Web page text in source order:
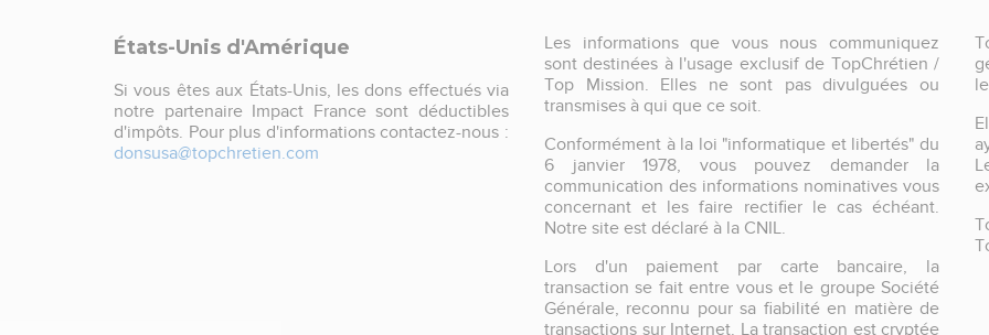
États-Unis d'Amérique
Si vous êtes aux États-Unis, les dons effectués via
notre partenaire Impact France sont déductibles
d'impôts. Pour plus d'informations contactez-nous :
donsusa@topchretien.com
Les informations que vous nous communiquez
sont destinées à l'usage exclusif de TopChrétien /
Top Mission. Elles ne sont pas divulguées ou
transmises à qui que ce soit.
Conformément à la loi "informatique et libertés" du
6 janvier 1978, vous pouvez demander la
communication des informations nominatives vous
concernant et les faire rectifier le cas échéant.
Notre site est déclaré à la CNIL.
Lors d'un paiement par carte bancaire, la
transaction se fait entre vous et le groupe Société
Générale, reconnu pour sa fiabilité en matière de
transactions sur Internet. La transaction est cryptée